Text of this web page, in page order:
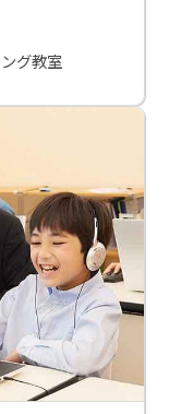
グ教室